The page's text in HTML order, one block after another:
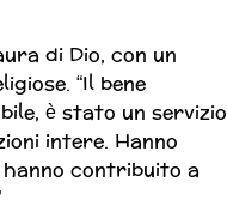
di Dio, con un
“Il bene
è stato un servizio
intere. Hanno
contribuito a